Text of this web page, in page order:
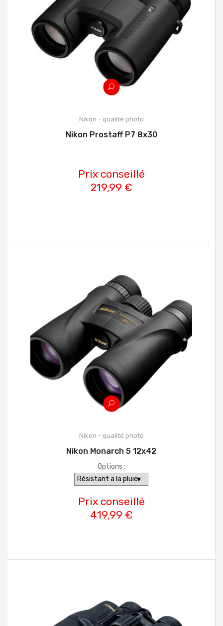
Nikon - qualité photo
Nikon Prostaff P7 8x30
Prix conseillé
219,99 €
Nikon - qualité photo
Nikon Monarch 5 12x42
Options :
Prix conseillé
419,99 €